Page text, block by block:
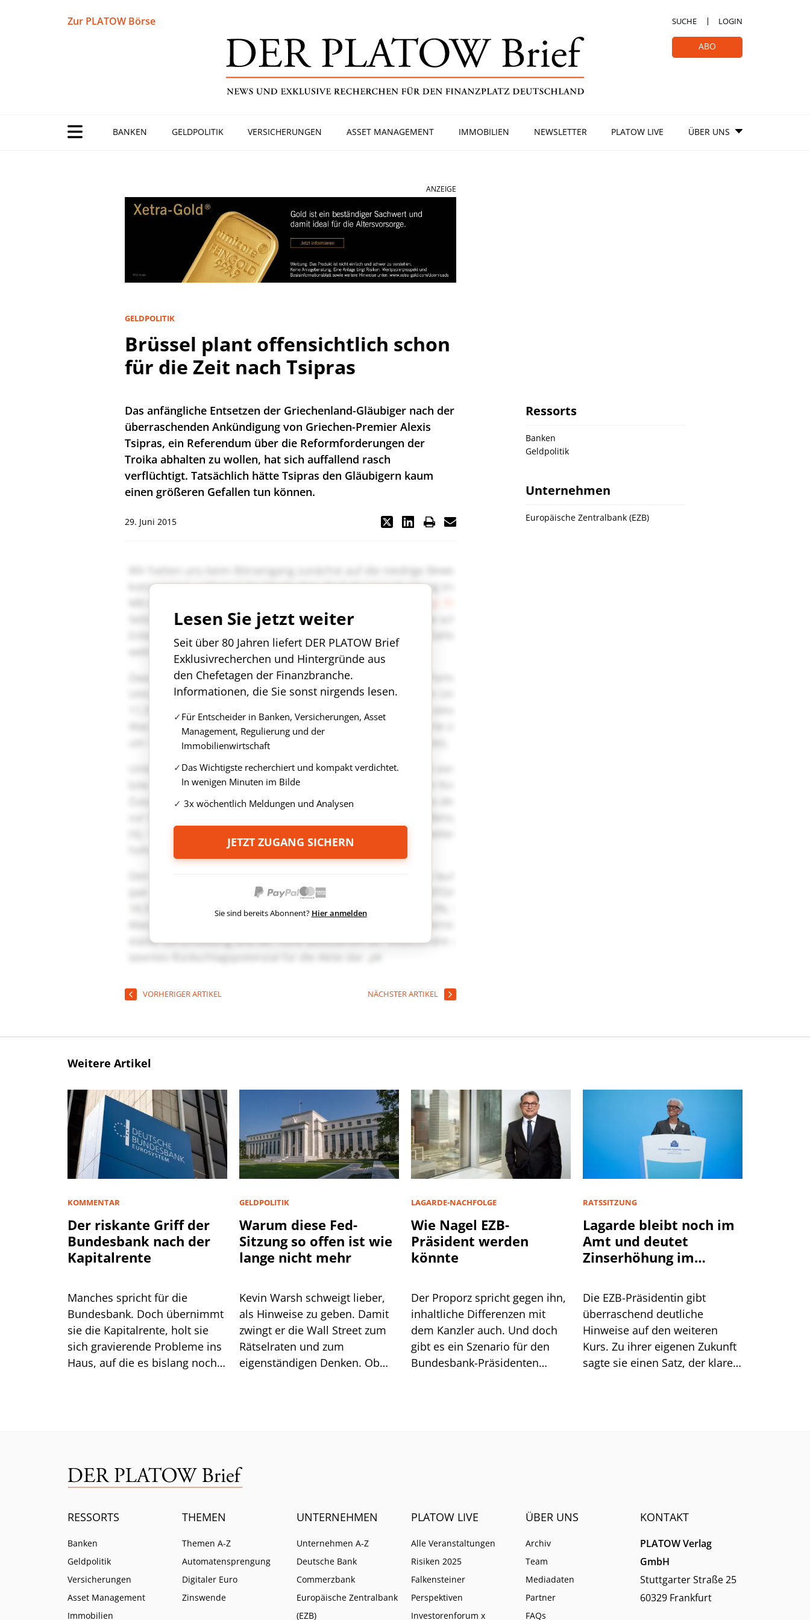
Zur PLATOW Börse SUCHE LOGIN
ABO
BANKEN GELDPOLITIK VERSICHERUNGEN ASSET MANAGEMENT IMMOBILIEN NEWSLETTER PLATOW LIVE ÜBER UNS
ANZEIGE
GELDPOLITIK
Brüssel plant offensichtlich schon
für die Zeit nach Tsipras
Das anfängliche Entsetzen der Griechenland-Gläubiger nach der
überraschenden Ankündigung von Griechen-Premier Alexis
Tsipras, ein Referendum über die Reformforderungen der
Troika abhalten zu wollen, hat sich auffallend rasch
verflüchtigt. Tatsächlich hätte Tsipras den Gläubigern kaum
einen größeren Gefallen tun können.
29. Juni 2015
Lesen Sie jetzt weiter
Seit über 80 Jahren liefert DER PLATOW Brief
Exklusivrecherchen und Hintergründe aus
den Chefetagen der Finanzbranche.
Informationen, die Sie sonst nirgends lesen.
Für Entscheider in Banken, Versicherungen, Asset
Management, Regulierung und der
Immobilienwirtschaft
Das Wichtigste recherchiert und kompakt verdichtet.
In wenigen Minuten im Bilde
3x wöchentlich Meldungen und Analysen
JETZT ZUGANG SICHERN
Sie sind bereits Abonnent? Hier anmelden
VORHERIGER ARTIKEL NÄCHSTER ARTIKEL
Ressorts
Banken
Geldpolitik
Unternehmen
Europäische Zentralbank (EZB)
Weitere Artikel
KOMMENTAR
Der riskante Griff der
Bundesbank nach der
Kapitalrente
Manches spricht für die
Bundesbank. Doch übernimmt
sie die Kapitalrente, holt sie
sich gravierende Probleme ins
Haus, auf die es bislang noch
GELDPOLITIK
Warum diese Fed-
Sitzung so offen ist wie
lange nicht mehr
Kevin Warsh schweigt lieber,
als Hinweise zu geben. Damit
zwingt er die Wall Street zum
Rätselraten und zum
eigenständigen Denken. Ob
LAGARDE-NACHFOLGE
Wie Nagel EZB-
Präsident werden
könnte
Der Proporz spricht gegen ihn,
inhaltliche Differenzen mit
dem Kanzler auch. Und doch
gibt es ein Szenario für den
Bundesbank-Präsidenten
RATSSITZUNG
Lagarde bleibt noch im
Amt und deutet
Zinserhöhung im
Die EZB-Präsidentin gibt
überraschend deutliche
Hinweise auf den weiteren
Kurs. Zu ihrer eigenen Zukunft
sagte sie einen Satz, der klarer
RESSORTS
Banken
Geldpolitik
Versicherungen
Asset Management
Immobilien
THEMEN
Themen A-Z
Automatensprengung
Digitaler Euro
Zinswende
UNTERNEHMEN
Unternehmen A-Z
Deutsche Bank
Commerzbank
Europäische Zentralbank
(EZB)
PLATOW LIVE
Alle Veranstaltungen
Risiken 2025
Falkensteiner
Perspektiven
Investorenforum x
ÜBER UNS
Archiv
Team
Mediadaten
Partner
FAQs
KONTAKT
PLATOW Verlag
GmbH
Stuttgarter Straße 25
60329 Frankfurt